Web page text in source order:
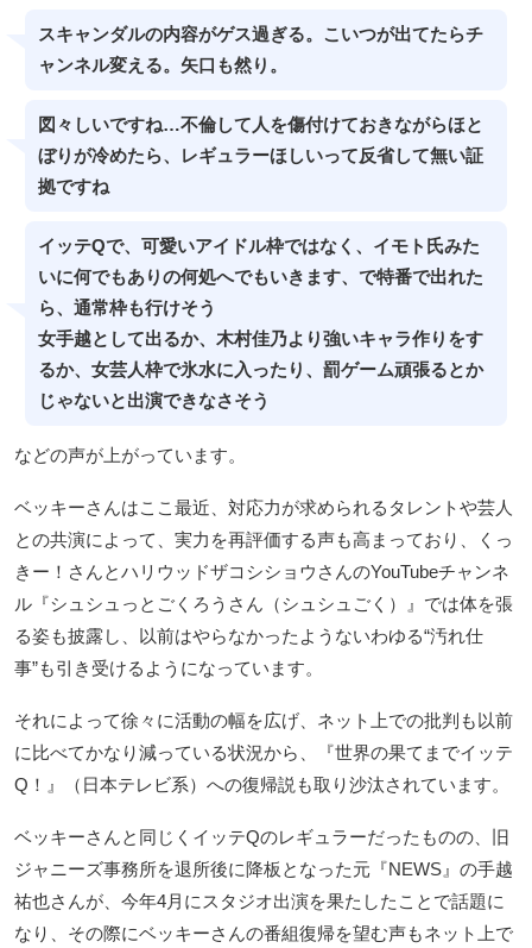
スキャンダルの内容がゲス過ぎる。こいつが出てたらチ
ャンネル変える。矢口も然り。
図々しいですね…不倫して人を傷付けておきながらほと
ぼりが冷めたら、レギュラーほしいって反省して無い証
拠ですね
イッテQで、可愛いアイドル枠ではなく、イモト氏みた
いに何でもありの何処へでもいきます、で特番で出れた
ら、通常枠も行けそう
女手越として出るか、木村佳乃より強いキャラ作りをす
るか、女芸人枠で氷水に入ったり、罰ゲーム頑張るとか
じゃないと出演できなさそう
などの声が上がっています。
ベッキーさんはここ最近、対応力が求められるタレントや芸人
との共演によって、実力を再評価する声も高まっており、くっ
きー！さんとハリウッドザコシショウさんのYouTubeチャンネ
ル『シュシュっとごくろうさん（シュシュごく）』では体を張
る姿も披露し、以前はやらなかったようないわゆる“汚れ仕
事”も引き受けるようになっています。
それによって徐々に活動の幅を広げ、ネット上での批判も以前
に比べてかなり減っている状況から、『世界の果てまでイッテ
Q！』（日本テレビ系）への復帰説も取り沙汰されています。
ベッキーさんと同じくイッテQのレギュラーだったものの、旧
ジャニーズ事務所を退所後に降板となった元『NEWS』の手越
祐也さんが、今年4月にスタジオ出演を果たしたことで話題に
なり、その際にベッキーさんの番組復帰を望む声もネット上で